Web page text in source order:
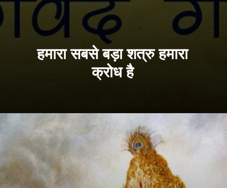
हमारा सबसे बड़ा शत्रु हमारा
क्रोध है